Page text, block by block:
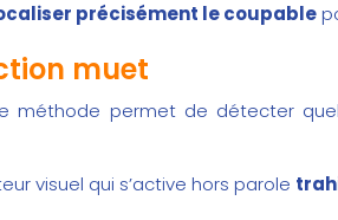
précisément le coupable
muet
méthode permet de détecter
visuel qui s’active hors parole